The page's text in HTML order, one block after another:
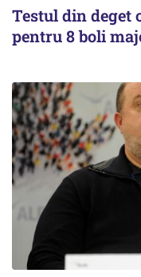
Testul din deget
pentru 8 boli